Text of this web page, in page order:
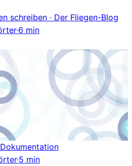
schreiben · Der Fliegen-Blog
·6 min
·5 min